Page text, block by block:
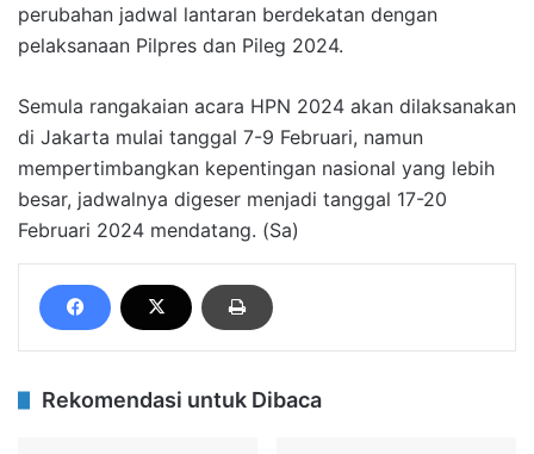
perubahan jadwal lantaran berdekatan dengan
pelaksanaan Pilpres dan Pileg 2024.
Semula rangakaian acara HPN 2024 akan dilaksanakan
di Jakarta mulai tanggal 7-9 Februari, namun
mempertimbangkan kepentingan nasional yang lebih
besar, jadwalnya digeser menjadi tanggal 17-20
Februari 2024 mendatang. (Sa)
Rekomendasi untuk Dibaca